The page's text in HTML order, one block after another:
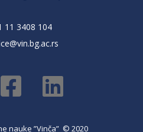
11 3408 104
nauke ”Vinča” © 2020